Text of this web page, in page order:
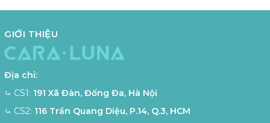
GIỚI THIỆU
Địa chỉ:
⤿ CS1: 191 Xã Đàn, Đống Đa, Hà Nội
⤿ CS2: 116 Trần Quang Diệu, P.14, Q.3, HCM